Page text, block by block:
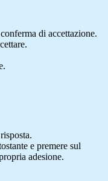
di accettazione.
e premere sul
adesione.